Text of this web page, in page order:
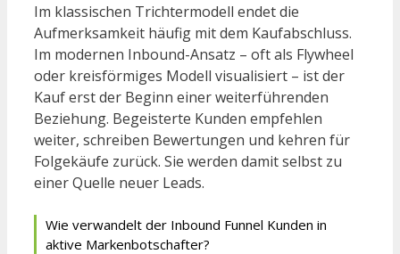
Im klassischen Trichtermodell endet die
Aufmerksamkeit häufig mit dem Kaufabschluss.
Im modernen Inbound-Ansatz – oft als Flywheel
oder kreisförmiges Modell visualisiert – ist der
Kauf erst der Beginn einer weiterführenden
Beziehung. Begeisterte Kunden empfehlen
weiter, schreiben Bewertungen und kehren für
Folgekäufe zurück. Sie werden damit selbst zu
einer Quelle neuer Leads.
Wie verwandelt der Inbound Funnel Kunden in
aktive Markenbotschafter?